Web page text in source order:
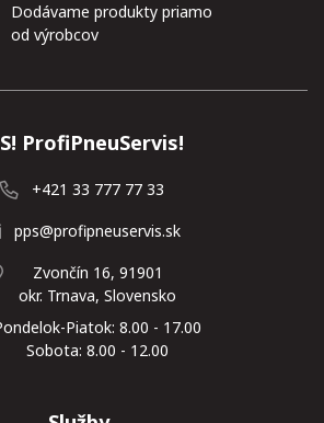
Dodávame produkty priamo
od výrobcov
ProfiPneuServis!
+421 33 777 77 33
pps@profipneuservis.sk
Zvončín 16, 91901
okr. Trnava, Slovensko
Piatok: 8.00 - 17.00
Sobota: 8.00 - 12.00